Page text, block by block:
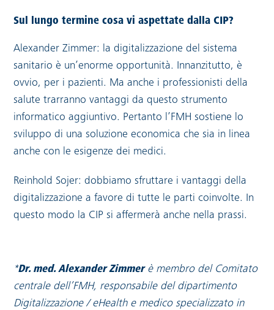
Sul lungo termine cosa vi aspettate dalla CIP?
Alexander Zimmer: la digitalizzazione del sistema
sanitario è un’enorme opportunità. Innanzitutto, è
ovvio, per i pazienti. Ma anche i professionisti della
salute trarranno vantaggi da questo strumento
informatico aggiuntivo. Pertanto l’FMH sostiene lo
sviluppo di una soluzione economica che sia in linea
anche con le esigenze dei medici.
Reinhold Sojer: dobbiamo sfruttare i vantaggi della
digitalizzazione a favore di tutte le parti coinvolte. In
questo modo la CIP si affermerà anche nella prassi.
*Dr. med. Alexander Zimmerè membro del Comitato
centrale dell’FMH, responsabile del dipartimento
Digitalizzazione / eHealth e medico specializzato in